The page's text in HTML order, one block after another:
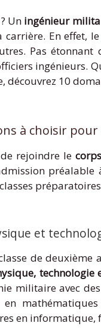
Un ingénieur
carrière. En effet,
Pas étonnant
ingénieurs.
découvrez 10
à choisir
rejoindre le
préalable
et
de deuxième
technologie
militaire avec
en
en informatique,